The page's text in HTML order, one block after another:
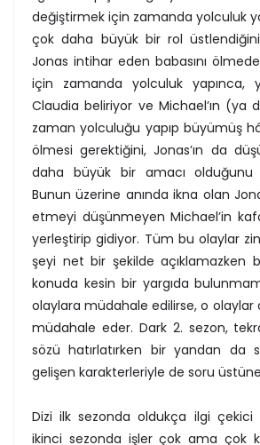
değiştirmek için zamanda yolculuk
çok daha büyük bir rol
Jonas intihar eden babasını
için zamanda yolculuk yapınca,
Claudia beliriyor ve Michael’ın (ya
zaman yolculuğu yapıp büyümüş
ölmesi gerektiğini, Jonas’ın da
daha büyük bir amacı olduğunu
Bunun üzerine anında ikna olan
etmeyi düşünmeyen Michael’in
yerleştirip gidiyor. Tüm bu olaylar
şeyi net bir şekilde açıklamazken
konuda kesin bir yargıda
olaylara müdahale edilirse, o olaylar
müdahale eder. Dark 2. sezon,
sözü hatırlatırken bir yandan da
gelişen karakterleriyle de soru
Dizi ilk sezonda oldukça ilgi
ikinci sezonda işler çok ama çok